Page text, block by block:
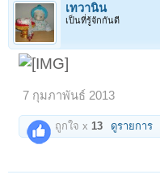
เทวานิน
เป็นที่รู้จักกันดี
7 กุมภาพันธ์ 2013
ถูกใจ x 13 ดูรายการ